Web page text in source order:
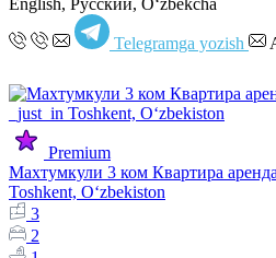
English, Русский, Oʻzbekcha
Telegramga yozish
Premium
Махтумкули 3 ком Квартира
Toshkent, Oʻzbekiston
3
2